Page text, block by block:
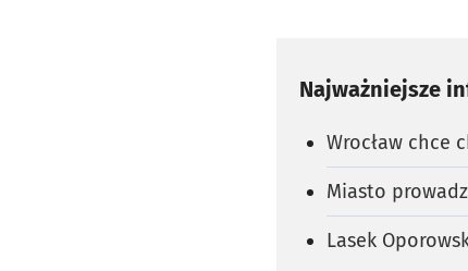
Najważniejsze
Wrocław chce
Miasto
Lasek